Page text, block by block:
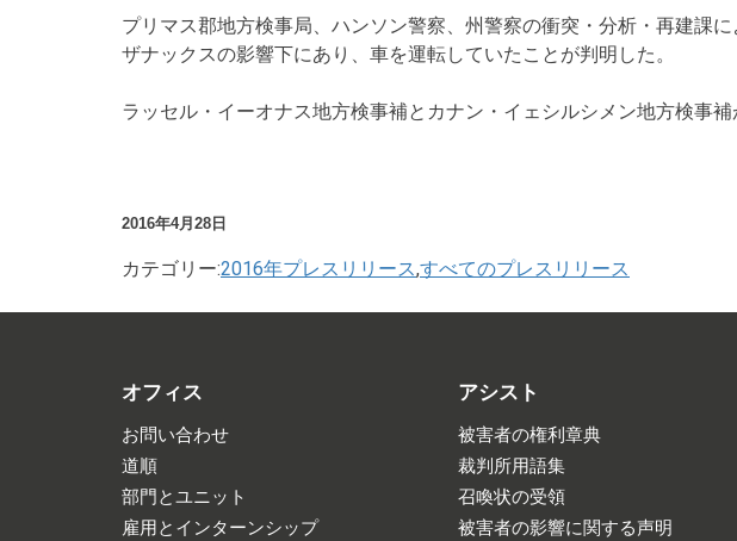
プリマス郡地方検事局、ハンソン警察、州警察の衝突・分析・再建課
ザナックスの影響下にあり、車を運転していたことが判明した。
ラッセル・イーオナス地方検事補とカナン・イェシルシメン地方検事
2016年4月28日
カテゴリー:2016年プレスリリース,すべてのプレスリリース
オフィス
お問い合わせ
道順
部門とユニット
雇用とインターンシップ
アシスト
被害者の権利章典
裁判所用語集
召喚状の受領
被害者の影響に関する声明